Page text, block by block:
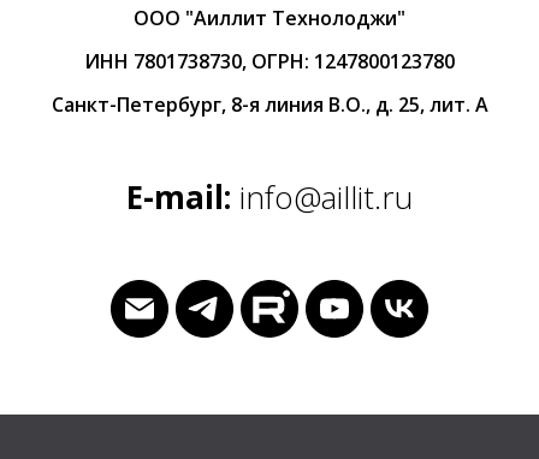
ООО "Аиллит Технолоджи"
ИНН 7801738730, ОГРН: 1247800123780
Санкт-Петербург, 8-я линия В.О., д. 25, лит. А
E-mail: info@aillit.ru